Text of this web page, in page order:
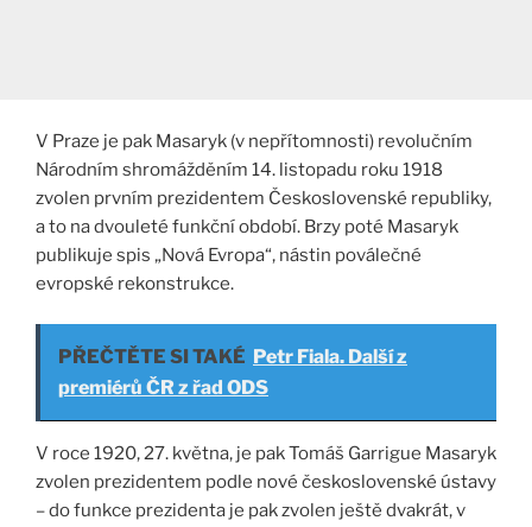
V Praze je pak Masaryk (v nepřítomnosti) revolučním
Národním shromážděním 14. listopadu roku 1918
zvolen prvním prezidentem Československé republiky,
a to na dvouleté funkční období. Brzy poté Masaryk
publikuje spis „Nová Evropa“, nástin poválečné
evropské rekonstrukce.
PŘEČTĚTE SI TAKÉ Petr Fiala. Další z
premiérů ČR z řad ODS
V roce 1920, 27. května, je pak Tomáš Garrigue Masaryk
zvolen prezidentem podle nové československé ústavy
– do funkce prezidenta je pak zvolen ještě dvakrát, v